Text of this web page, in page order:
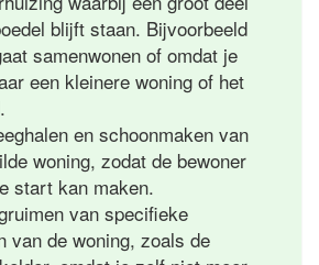
blijft staan. Bijvoorbeeld
samenwonen of omdat je
een kleinere woning of het
en schoonmaken van
woning, zodat de bewoner
start kan maken.
van specifieke
van de woning, zoals de